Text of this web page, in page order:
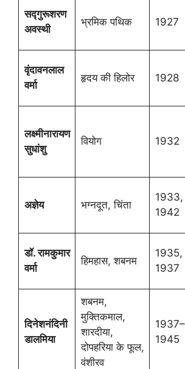
सद्गुरूशरण
अवस्थी
भ्रमिक पथिक 1927
वृंदावनलाल
वर्मा
हृदय की हिलोर 1928
लक्ष्मीनारायण
सुधांशु
वियोग 1932
अज्ञेय भग्नदूत, चिंता
1933,
1942
डॉ. रामकुमार
वर्मा
हिमहास, शबनम
1935,
1937
दिनेशनंदिनी
डालमिया
शबनम,
मुक्तिकमाल,
शारदीया,
दोपहरिया के फूल,
वंशीरव
1937–
1945